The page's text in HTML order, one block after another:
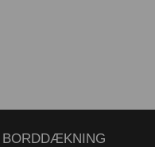
BORDDÆKNING